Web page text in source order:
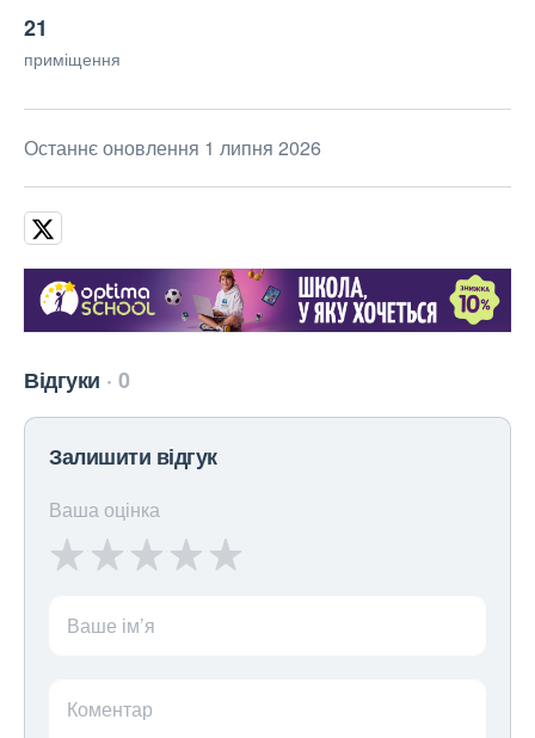
21
приміщення
Останнє оновлення 1 липня 2026
Відгуки 0
Залишити відгук
Ваша оцінка
Ваше ім’я
Коментар